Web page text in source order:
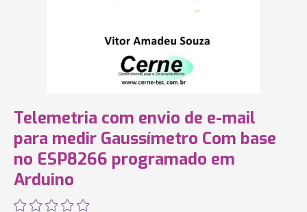
Telemetria com envio de e-mail
para medir Gaussímetro Com base
no ESP8266 programado em
Arduino